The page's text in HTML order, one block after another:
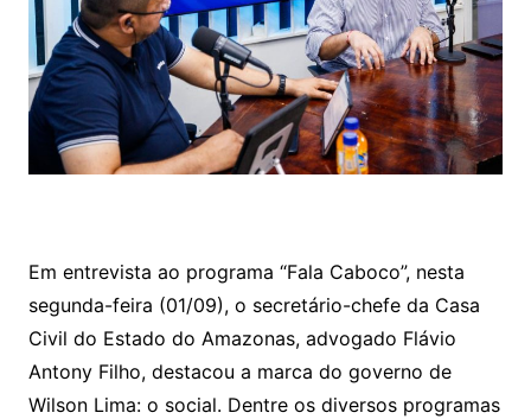
Em entrevista ao programa “Fala Caboco”, nesta
segunda-feira (01/09), o secretário-chefe da Casa
Civil do Estado do Amazonas, advogado Flávio
Antony Filho, destacou a marca do governo de
Wilson Lima: o social. Dentre os diversos programas